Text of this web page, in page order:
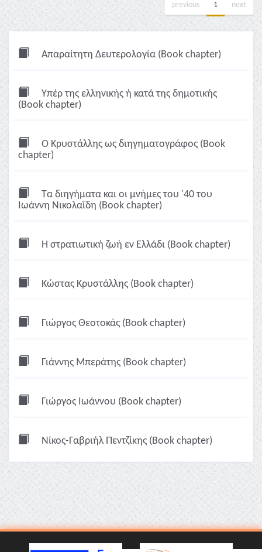
previous 1 next
Απαραίτητη Δευτερολογία (Book chapter)
Υπέρ της ελληνικής ή κατά της δημοτικής
(Book chapter)
Ο Κρυστάλλης ως διηγηματογράφος (Book
chapter)
Τα διηγήματα και οι μνήμες του '40 του
Ιωάννη Νικολαΐδη (Book chapter)
Η στρατιωτική ζωή εν Ελλάδι (Book chapter)
Κώστας Κρυστάλλης (Book chapter)
Γιώργος Θεοτοκάς (Book chapter)
Γιάννης Μπεράτης (Book chapter)
Γιώργος Ιωάννου (Book chapter)
Νίκος-Γαβριήλ Πεντζίκης (Book chapter)